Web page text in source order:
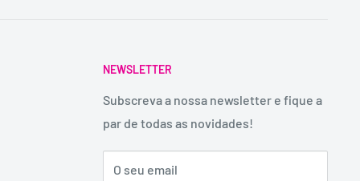
NEWSLETTER
Subscreva a nossa newsletter e fique a
par de todas as novidades!
O seu email